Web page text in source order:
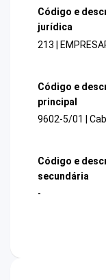
Código e
jurídica
213 |
Código e
principal
9602-5/01 |
Código e
secundária
-